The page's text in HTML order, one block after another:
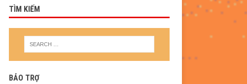
TÌM KIẾM
BẢO TRỢ